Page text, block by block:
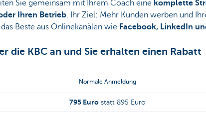
Sie gemeinsam mit Ihrem Coach eine komplette
Ihren Betrieb . Ihr Ziel: Mehr Kunden werben und
Beste aus Onlinekanälen wie Facebook, LinkedIn
die KBC an und Sie erhalten einen Rabatt
Normale Anmeldung
795 Eurostatt 895 Euro